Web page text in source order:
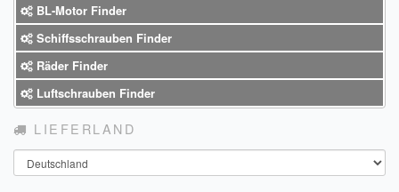
BL-Motor Finder
Schiffsschrauben Finder
Räder Finder
Luftschrauben Finder
LIEFERLAND
Land